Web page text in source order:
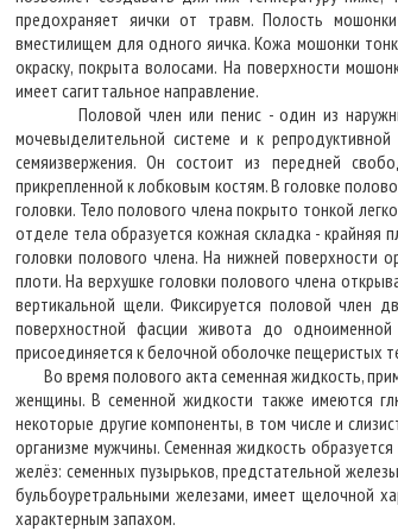
предохраняет яички от травм. Полость
вместилищем для одного яичка. Кожа мошонки
окраску, покрыта волосами. На поверхности
имеет сагиттальное направление.
Половой член или пенис - один из
мочевыделительной системе и к
семяизвержения. Он состоит из передней
прикрепленной к лобковым костям. В головке
головки. Тело полового члена покрыто тонкой
отделе тела образуется кожная складка - крайняя
головки полового члена. На нижней поверхности
плоти. На верхушке головки полового члена
вертикальной щели. Фиксируется половой член
поверхностной фасции живота до
присоединяется к белочной оболочке пещеристых
Во время полового акта семенная жидкость,
женщины. В семенной жидкости также имеются
некоторые другие компоненты, в том числе и
организме мужчины. Семенная жидкость
желёз: семенных пузырьков, предстательной
бульбоуретральными железами, имеет щелочной
характерным запахом.